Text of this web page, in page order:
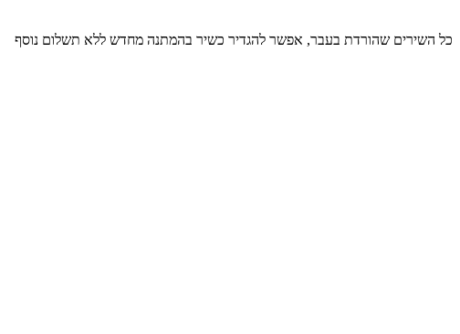
כל השירים שהורדת בעבר, אפשר להגדיר כשיר בהמתנה מחדש ללא תשלום נוסף